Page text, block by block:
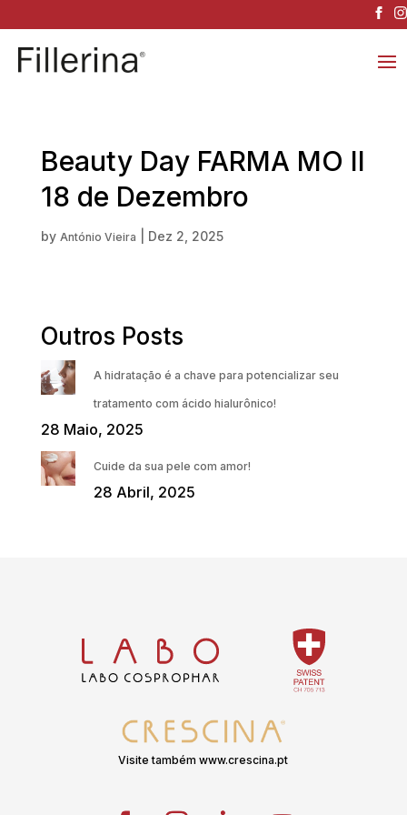
Beauty Day FARMA MO II
18 de Dezembro
by António Vieira Dez 2, 2025
Outros Posts
A hidratação é a chave para potencializar seu
tratamento com ácido hialurônico!
28 Maio, 2025
Cuide da sua pele com amor!
28 Abril, 2025
Visite também www.crescina.pt